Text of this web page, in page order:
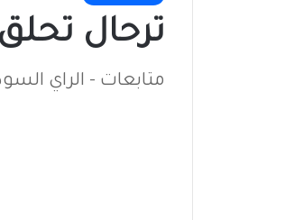
ترحال
متابعات - الراي